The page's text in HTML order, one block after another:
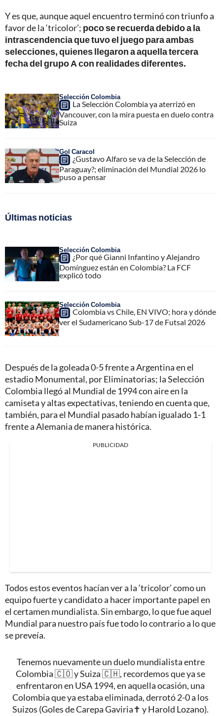
Y es que, aunque aquel encuentro terminó con triunfo a
favor de la ‘tricolor’; poco se recuerda debido a la
intrascendencia que tuvo el juego para ambas
selecciones, quienes llegaron a aquella tercera
fecha del grupo A con realidades diferentes.
Selección Colombia
La Selección Colombia ya aterrizó en
Vancouver, con la mira puesta en duelo contra
Suiza
Gol Caracol
¿Gustavo Alfaro se va de la Selección de
Paraguay?; eliminación del Mundial 2026 lo
puso a pensar
Últimas noticias
Selección Colombia
¿Por qué Gianni Infantino y Alejandro
Domínguez están en Colombia? La FCF
explicó todo
Selección Colombia
Colombia vs Chile, EN VIVO; hora y dónde
ver el Sudamericano Sub-17 de Futsal 2026
Después de la goleada 0-5 frente a Argentina en el
estadio Monumental, por Eliminatorias; la Selección
Colombia llegó al Mundial de 1994 con aire en la
camiseta y altas expectativas, teniendo en cuenta que,
también, para el Mundial pasado habían igualado 1-1
frente a Alemania de manera histórica.
PUBLICIDAD
Todos estos eventos hacían ver a la ‘tricolor’ como un
equipo fuerte y candidato a hacer importante papel en
el certamen mundialista. Sin embargo, lo que fue aquel
Mundial para nuestro país fue todo lo contrario a lo que
se preveía.
Tenemos nuevamente un duelo mundialista entre
Colombia 🇨🇴 y Suiza 🇨🇭, recordemos que ya se
enfrentaron en USA 1994, en aquella ocasión, una
Colombia que ya estaba eliminada, derrotó 2-0 a los
Suizos (Goles de Carepa Gaviria✝️ y Harold Lozano).